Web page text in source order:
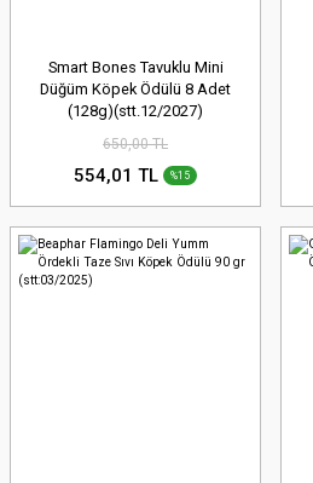
Smart Bones Tavuklu Mini
Düğüm Köpek Ödülü 8 Adet
(128g)(stt.12/2027)
650,00 TL
554,01 TL %15